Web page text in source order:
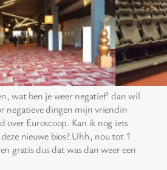
wat ben je weer negatief’ dan wil
negatieve dingen mijn vriendin
over Euroscoop. Kan ik nog iets
nieuwe bios? Uhh, nou tot 1
gratis dus dat was dan weer een